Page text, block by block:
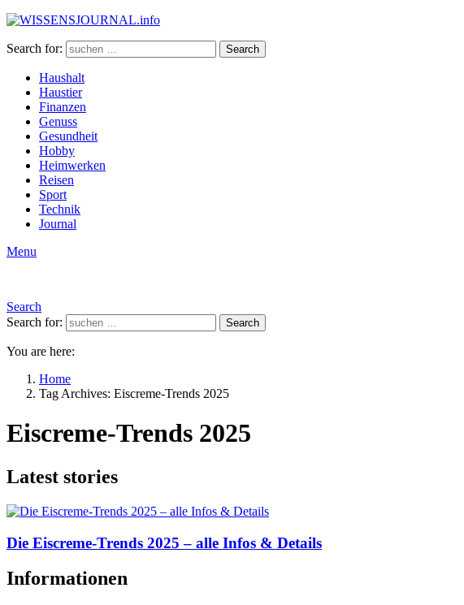
Search for: Search
Haushalt
Haustier
Finanzen
Genuss
Gesundheit
Hobby
Heimwerken
Reisen
Sport
Technik
Journal
Menu
Search
Search for:
Search
You are here:
Home
Tag Archives: Eiscreme-Trends 2025
Eiscreme-Trends 2025
Latest stories
Die Eiscreme-Trends 2025 – alle Infos & Details
Informationen